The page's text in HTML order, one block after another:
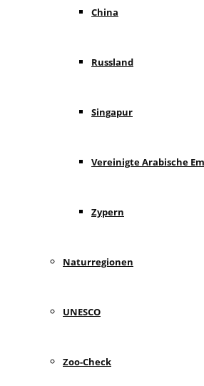
China
Russland
Singapur
Vereinigte Arabische
Zypern
Naturregionen
UNESCO
Zoo-Check